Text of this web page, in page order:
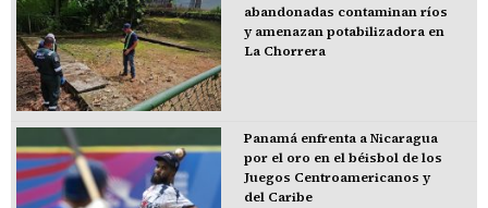
abandonadas contaminan ríos
y amenazan potabilizadora en
La Chorrera
Panamá enfrenta a Nicaragua
por el oro en el béisbol de los
Juegos Centroamericanos y
del Caribe